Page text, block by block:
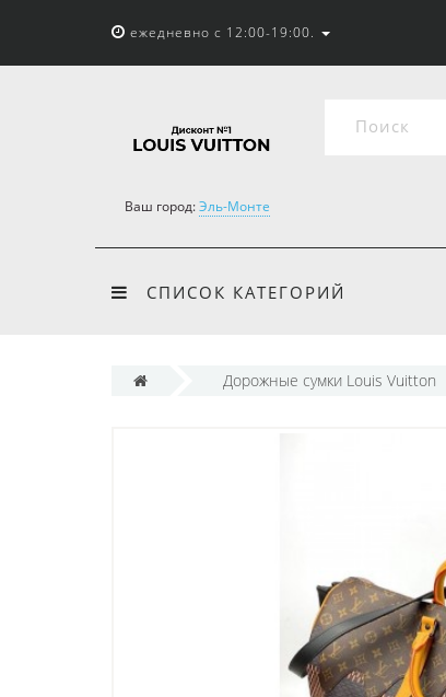
ежедневно с 12:00-19:00.
Ваш город:Эль-Монте
СПИСОК КАТЕГОРИЙ
Дорожные сумки Louis Vuitton